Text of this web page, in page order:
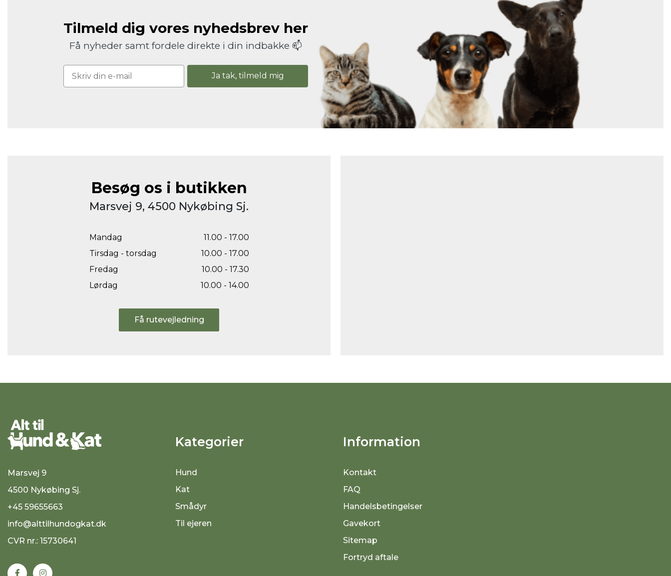
Tilmeld dig vores nyhedsbrev her
Få nyheder samt fordele direkte i din indbakke 📫
Ja tak, tilmeld mig
Besøg os i butikken
Marsvej 9, 4500 Nykøbing Sj.
Mandag
11.00 - 17.00
Tirsdag - torsdag
10.00 - 17.00
Fredag
10.00 - 17.30
Lørdag
10.00 - 14.00
Få rutevejledning
Marsvej 9
4500 Nykøbing Sj.
+45 59655663
info@alttilhundogkat.dk
CVR nr.: 15730641
Kategorier
Hund
Kat
Smådyr
Til ejeren
Information
Kontakt
FAQ
Handelsbetingelser
Gavekort
Sitemap
Fortryd aftale